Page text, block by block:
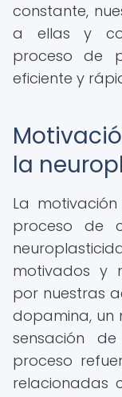
constante,
a ellas y
proceso de
eficiente y
la
La
proceso de
motivados y
por nuestras
dopamina, un
sensación
proceso
relacionadas